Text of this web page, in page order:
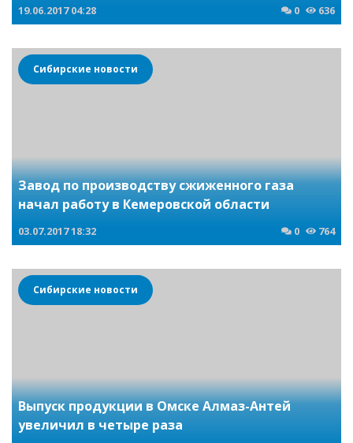
19.06.2017 04:28 0 636
Сибирские новости
Завод по производству сжиженного газа
начал работу в Кемеровской области
03.07.201718:32 0 764
Сибирские новости
Выпуск продукции в Омске Алмаз-Антей
увеличил в четыре раза